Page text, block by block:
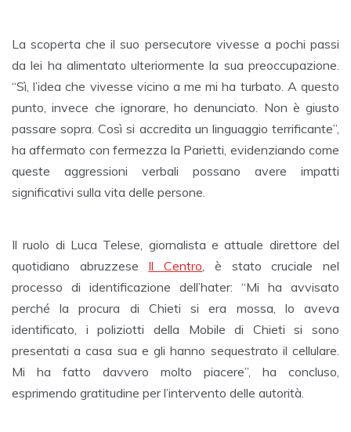
La scoperta che il suo persecutore vivesse a pochi passi
da lei ha alimentato ulteriormente la sua preoccupazione.
“Sì, l’idea che vivesse vicino a me mi ha turbato. A questo
punto, invece che ignorare, ho denunciato. Non è giusto
passare sopra. Così si accredita un linguaggio terrificante”,
ha affermato con fermezza la Parietti, evidenziando come
queste aggressioni verbali possano avere impatti
significativi sulla vita delle persone.
Il ruolo di Luca Telese, giornalista e attuale direttore del
quotidiano abruzzese Il Centro , è stato cruciale nel
processo di identificazione dell’hater: “Mi ha avvisato
perché la procura di Chieti si era mossa, lo aveva
identificato, i poliziotti della Mobile di Chieti si sono
presentati a casa sua e gli hanno sequestrato il cellulare.
Mi ha fatto davvero molto piacere”, ha concluso,
esprimendo gratitudine per l’intervento delle autorità.